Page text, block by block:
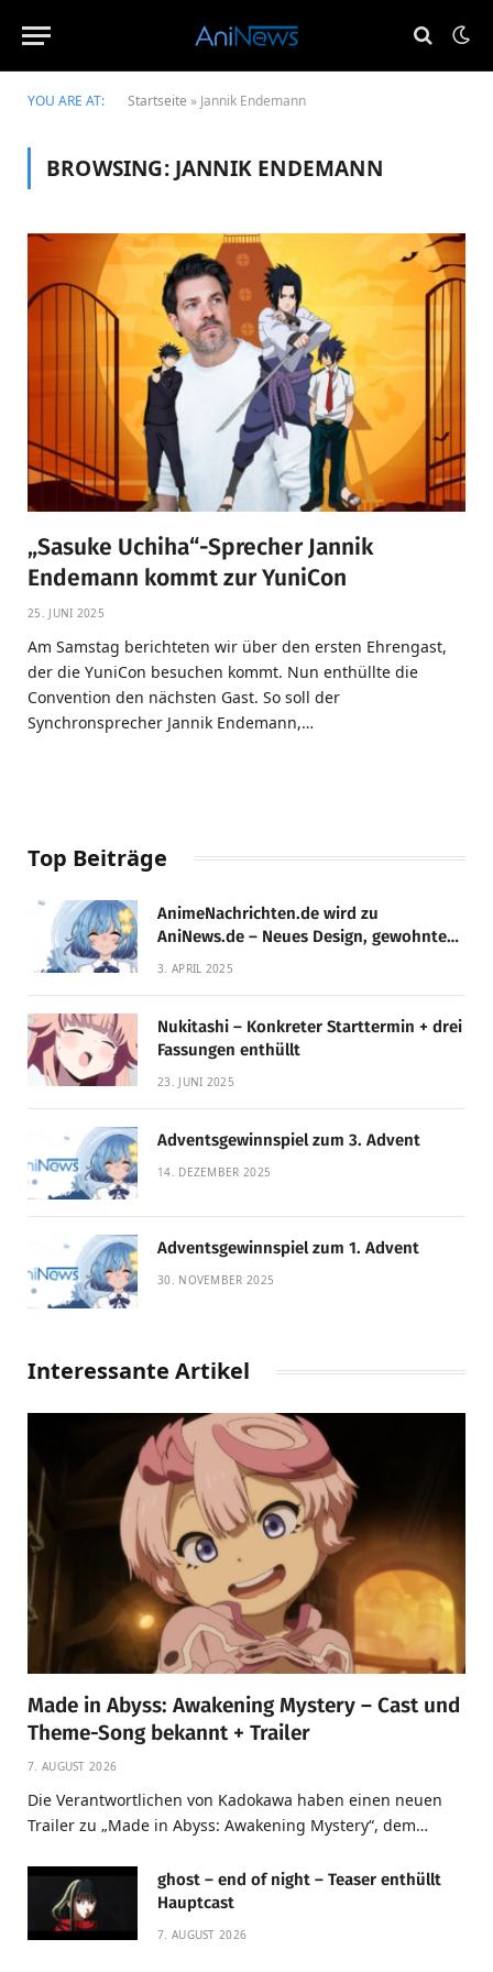
YOU ARE AT: Startseite » Jannik Endemann
BROWSING: JANNIK ENDEMANN
„Sasuke Uchiha“-Sprecher Jannik
Endemann kommt zur YuniCon
25. JUNI 2025
Am Samstag berichteten wir über den ersten Ehrengast,
der die YuniCon besuchen kommt. Nun enthüllte die
Convention den nächsten Gast. So soll der
Synchronsprecher Jannik Endemann,…
Top Beiträge
AnimeNachrichten.de wird zu
AniNews.de – Neues Design, gewohnte
Qualität!
3. APRIL 2025
Nukitashi – Konkreter Starttermin + drei
Fassungen enthüllt
23. JUNI 2025
Adventsgewinnspiel zum 3. Advent
14. DEZEMBER 2025
Adventsgewinnspiel zum 1. Advent
30. NOVEMBER 2025
Interessante Artikel
Made in Abyss: Awakening Mystery – Cast und
Theme-Song bekannt + Trailer
7. AUGUST 2026
Die Verantwortlichen von Kadokawa haben einen neuen
Trailer zu „Made in Abyss: Awakening Mystery“, dem…
ghost – end of night – Teaser enthüllt
Hauptcast
7. AUGUST 2026